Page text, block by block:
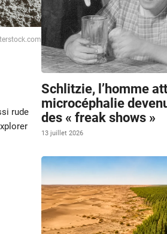
rude
Schlitzie, l’homme
microcéphalie
des « freak shows »
13 juillet 2026